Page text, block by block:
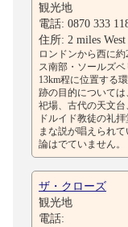
観光地
電話: 0870 333
住所: 2 miles
ロンドンから西に約
ス南部・ソールズ
13km程に位置する
跡の目的について
祀場、古代の天文
ドルイド教徒の礼
まな説が唱えられ
論はでていません。
ザ・クローズ
観光地
電話: